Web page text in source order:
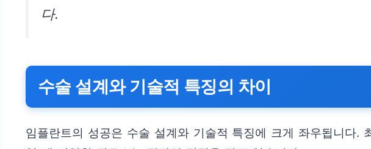
다.
수술 설계와 기술적 특징의 차이
임플란트의 성공은 수술 설계와 기술적 특징에 크게 좌우됩니다